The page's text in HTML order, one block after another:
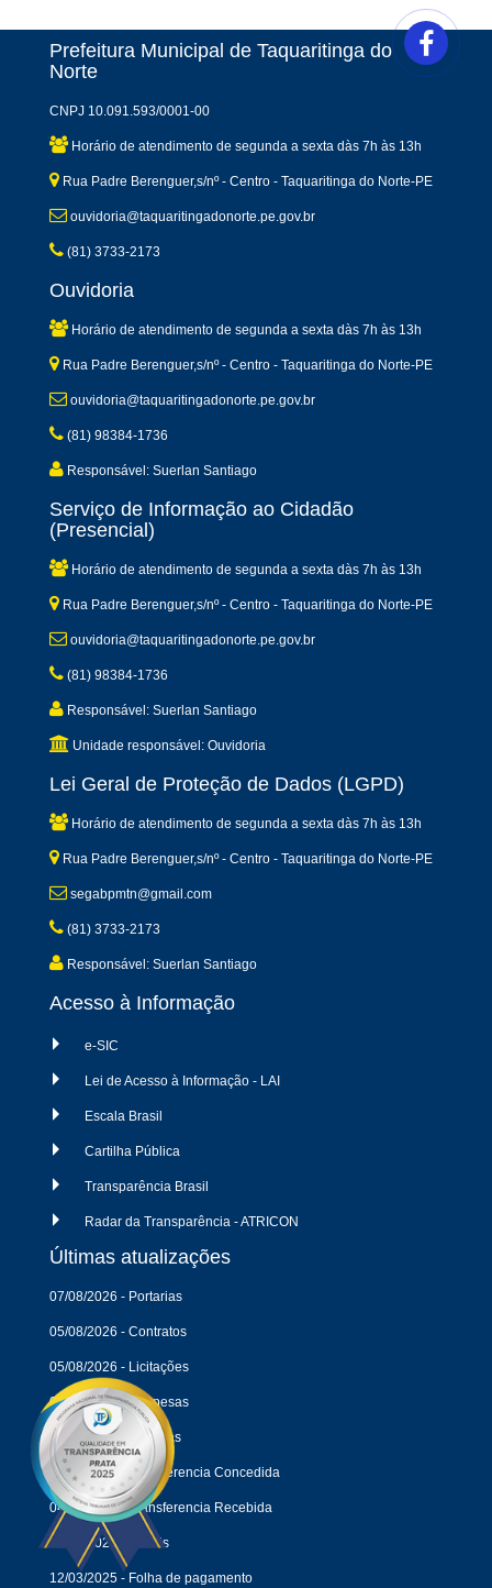
Prefeitura Municipal de Taquaritinga do
Norte
CNPJ 10.091.593/0001-00
Horário de atendimento de segunda a sexta dàs 7h às 13h
Rua Padre Berenguer,s/nº - Centro - Taquaritinga do Norte-PE
ouvidoria@taquaritingadonorte.pe.gov.br
(81) 3733-2173
Ouvidoria
Horário de atendimento de segunda a sexta dàs 7h às 13h
Rua Padre Berenguer,s/nº - Centro - Taquaritinga do Norte-PE
ouvidoria@taquaritingadonorte.pe.gov.br
(81) 98384-1736
Responsável: Suerlan Santiago
Serviço de Informação ao Cidadão
(Presencial)
Horário de atendimento de segunda a sexta dàs 7h às 13h
Rua Padre Berenguer,s/nº - Centro - Taquaritinga do Norte-PE
ouvidoria@taquaritingadonorte.pe.gov.br
(81) 98384-1736
Responsável: Suerlan Santiago
Unidade responsável: Ouvidoria
Lei Geral de Proteção de Dados (LGPD)
Horário de atendimento de segunda a sexta dàs 7h às 13h
Rua Padre Berenguer,s/nº - Centro - Taquaritinga do Norte-PE
segabpmtn@gmail.com
(81) 3733-2173
Responsável: Suerlan Santiago
Acesso à Informação
e-SIC
Lei de Acesso à Informação - LAI
Escala Brasil
Cartilha Pública
Transparência Brasil
Radar da Transparência - ATRICON
Últimas atualizações
07/08/2026 - Portarias
05/08/2026 - Contratos
05/08/2026 - Licitações
04/08/2026 - Despesas
04/08/2026 - Receitas
04/08/2026 - Transferencia Concedida
04/08/2026 - Transferencia Recebida
18/05/2026 - Editais
12/03/2025 - Folha de pagamento